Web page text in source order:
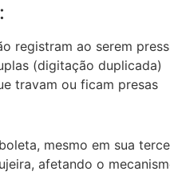
registram ao serem
(digitação duplicada)
travam ou ficam presas
mesmo em sua
afetando o